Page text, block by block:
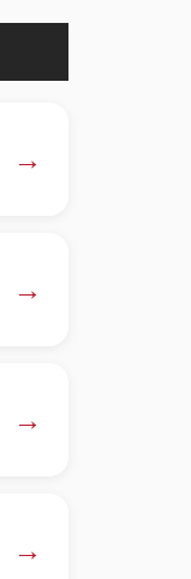
→
→
→
→